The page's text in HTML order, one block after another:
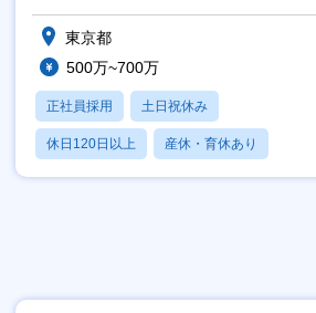
東京都
500万~700万
正社員採用 土日祝休み
休日120日以上 産休・育休あり
賞与あり